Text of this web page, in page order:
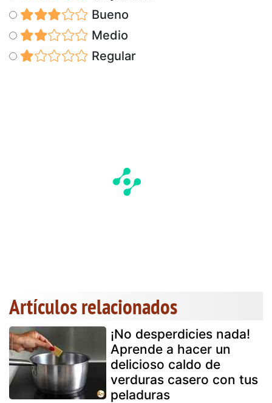
Bueno
Medio
Regular
Artículos relacionados
¡No desperdicies nada!
Aprende a hacer un
delicioso caldo de
verduras casero con tus
peladuras